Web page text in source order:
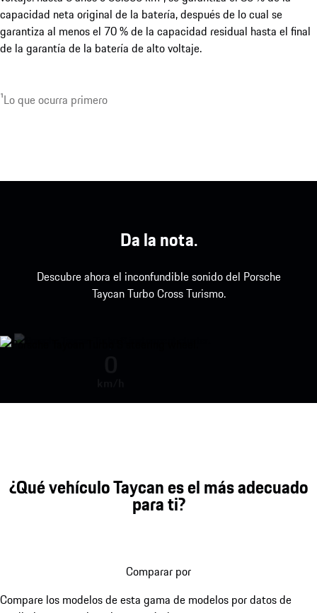
capacidad neta original de la batería, después de lo cual se
garantiza al menos el 70 % de la capacidad residual hasta el final
de la garantía de la batería de alto voltaje.
¹Lo que ocurra primero
Da la nota.
Descubre ahora el inconfundible sonido del Porsche
Taycan Turbo Cross Turismo.
¿Qué vehículo Taycan es el más adecuado
para ti?
Comparar por